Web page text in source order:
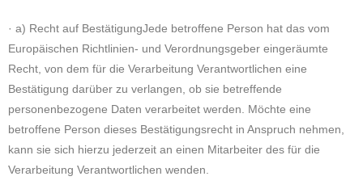
· a) Recht auf BestätigungJede betroffene Person hat das vom
Europäischen Richtlinien- und Verordnungsgeber eingeräumte
Recht, von dem für die Verarbeitung Verantwortlichen eine
Bestätigung darüber zu verlangen, ob sie betreffende
personenbezogene Daten verarbeitet werden. Möchte eine
betroffene Person dieses Bestätigungsrecht in Anspruch nehmen,
kann sie sich hierzu jederzeit an einen Mitarbeiter des für die
Verarbeitung Verantwortlichen wenden.